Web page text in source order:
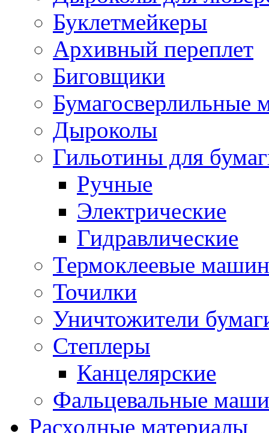
Буклетмейкеры
Архивный переплет
Биговщики
Бумагосверлильные
Дыроколы
Гильотины для
Ручные
Электрические
Гидравлические
Термоклеевые
Точилки
Уничтожители
Степлеры
Канцелярские
Фальцевальные
Расходные материалы